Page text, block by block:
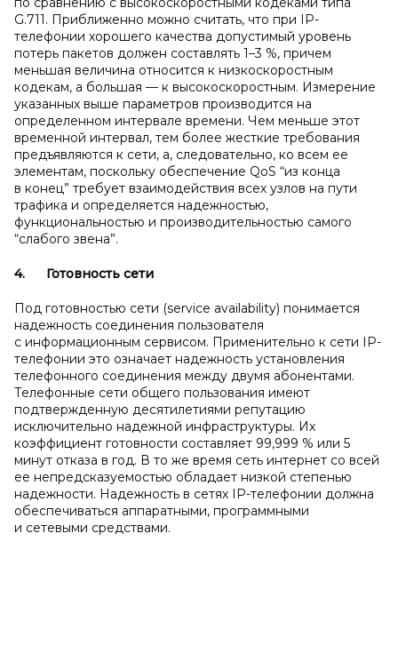
G.711. Приближенно можно считать, что при IP-
телефонии хорошего качества допустимый уровень
потерь пакетов должен составлять 1–3 %, причем
меньшая величина относится к низкоскоростным
кодекам, а большая — к высокоскоростным. Измерение
указанных выше параметров производится на
определенном интервале времени. Чем меньше этот
временной интервал, тем более жесткие требования
предъявляются к сети, а, следовательно, ко всем ее
элементам, поскольку обеспечение QoS “из конца
в конец” требует взаимодействия всех узлов на пути
трафика и определяется надежностью,
функциональностью и производительностью самого
“слабого звена”.
4. Готовность сети
Под готовностью сети (service availability) понимается
надежность соединения пользователя
с информационным сервисом. Применительно к сети IP-
телефонии это означает надежность установления
телефонного соединения между двумя абонентами.
Телефонные сети общего пользования имеют
подтвержденную десятилетиями репутацию
исключительно надежной инфраструктуры. Их
коэффициент готовности составляет 99,999 % или 5
минут отказа в год. В то же время сеть интернет со всей
ее непредсказуемостью обладает низкой степенью
надежности. Надежность в сетях IP-телефонии должна
обеспечиваться аппаратными, программными
и сетевыми средствами.